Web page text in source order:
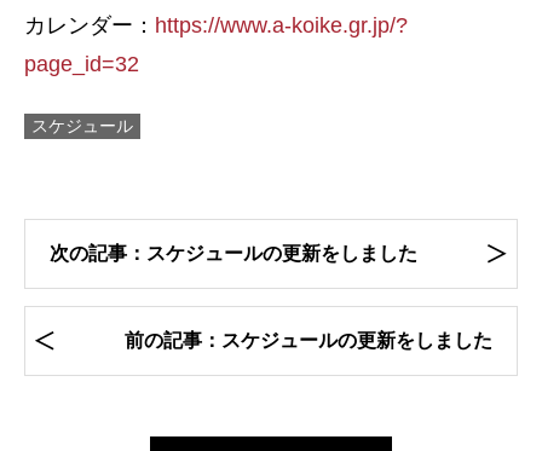
カレンダー： https://www.a-koike.gr.jp/?
page_id=32
スケジュール
次の記事：スケジュールの更新をしました
前の記事：スケジュールの更新をしました